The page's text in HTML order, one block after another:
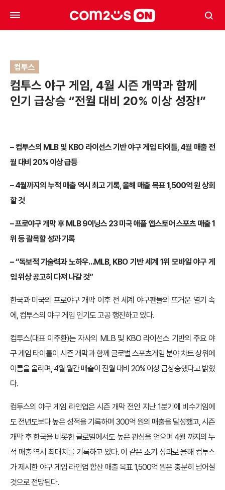
컴투스
컴투스 야구 게임, 4월 시즌 개막과 함께
인기 급상승 “전월 대비 20% 이상 성장!”
– 컴투스의 MLB 및 KBO 라이선스 기반 야구 게임 타이틀, 4월 매출 전
월 대비 20% 이상 급등
– 4월까지의 누적 매출 역시 최고 기록, 올해 매출 목표 1,500억 원 상회
할 것
– 프로야구 개막 후 MLB 9이닝스 23 미국 애플 앱스토어 스포츠 매출 1
위 등 괄목할 성과 기록
– “독보적 기술력과 노하우…MLB, KBO 기반 세계 1위 모바일 야구 게
임 위상 공고히 다져 나갈 것”
한국과 미국의 프로야구 개막 이후 전 세계 야구팬들의 뜨거운 열기 속
에, 컴투스의 야구 게임 인기도 고공 행진하고 있다.
컴투스(대표 이주환)는 자사의 MLB 및 KBO 라이선스 기반의 주요 야
구 게임 타이틀이 시즌 개막과 함께 글로벌 스포츠게임 분야 차트 상위에
이름을 올리며, 4월 월간 매출이 전월 대비 20% 이상 급상승했다고 밝혔
다.
컴투스의 야구 게임 라인업은 시즌 개막 전인 지난 1분기에 비수기임에
도 전년도보다 높은 성적을 기록하며 300억 원의 매출을 달성했고, 시즌
개막 후 한국을 비롯한 글로벌에서도 높은 관심을 얻으며 4월 까지의 누
적 매출 역시 최대치를 기록하고 있다. 이 같은 초기 성과로 올해 컴투스
가 제시한 야구 게임 라인업 합산 매출 목표 1,500억 원은 충분히 넘어설
것으로 전망된다.